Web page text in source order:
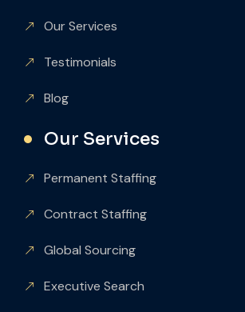
Our Services
Testimonials
Blog
Our Services
Permanent Staffing
Contract Staffing
Global Sourcing
Executive Search